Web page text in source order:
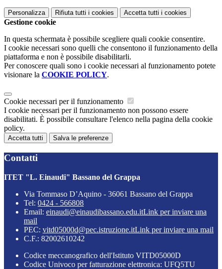
Personalizza Rifiuta tutti i cookies Accetta tutti i cookies
Gestione cookie
In questa schermata è possibile scegliere quali cookie consentire.
I cookie necessari sono quelli che consentono il funzionamento della
piattaforma e non è possibile disabilitarli.
Per conoscere quali sono i cookie necessari al funzionamento potete
visionare la COOKIE POLICY.
Cookie necessari per il funzionamento
I cookie necessari per il funzionamento non possono essere
disabilitati. È possibile consultare l'elenco nella pagina della cookie
policy.
Accetta tutti Salva le preferenze
Contatti
ITET "L. Einaudi" Bassano del Grappa
Via Tommaso D’Aquino - 36061 Bassano del Grappa
Tel: 0424 - 566808
Email: einaudi@einaudibassano.edu.itLink per inviare una
mail
PEC: vitd05000d@pec.istruzione.itLink per inviare una mail
C.F.: 82002610242
Codice meccanografico dell'Istituto VITD05000D
Codice Univoco per fatturazione elettronica: UFQ5TU